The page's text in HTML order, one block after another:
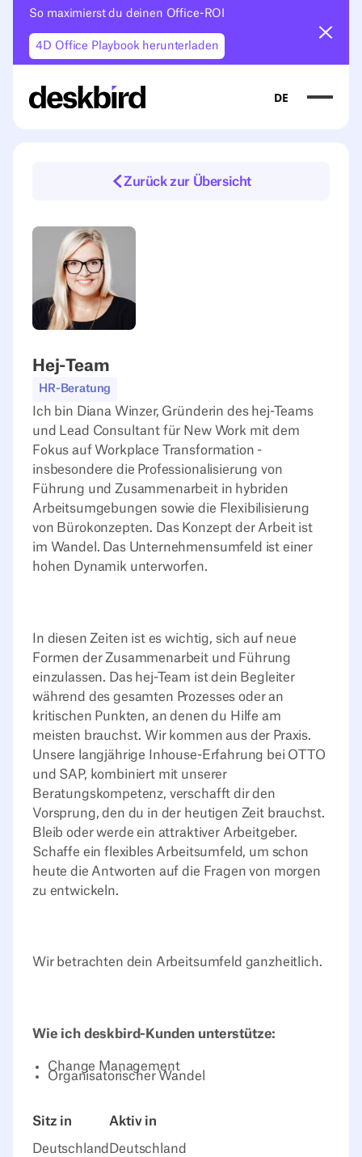
So maximierst du deinen Office-ROI
4D Office Playbook herunterladen
DE
Zurück zur Übersicht
Hej-Team
HR-Beratung
Ich bin Diana Winzer, Gründerin des hej-Teams
und Lead Consultant für New Work mit dem
Fokus auf Workplace Transformation -
insbesondere die Professionalisierung von
Führung und Zusammenarbeit in hybriden
Arbeitsumgebungen sowie die Flexibilisierung
von Bürokonzepten. Das Konzept der Arbeit ist
im Wandel. Das Unternehmensumfeld ist einer
hohen Dynamik unterworfen.
In diesen Zeiten ist es wichtig, sich auf neue
Formen der Zusammenarbeit und Führung
einzulassen. Das hej-Team ist dein Begleiter
während des gesamten Prozesses oder an
kritischen Punkten, an denen du Hilfe am
meisten brauchst. Wir kommen aus der Praxis.
Unsere langjährige Inhouse-Erfahrung bei OTTO
und SAP, kombiniert mit unserer
Beratungskompetenz, verschafft dir den
Vorsprung, den du in der heutigen Zeit brauchst.
Bleib oder werde ein attraktiver Arbeitgeber.
Schaffe ein flexibles Arbeitsumfeld, um schon
heute die Antworten auf die Fragen von morgen
zu entwickeln.
Wir betrachten dein Arbeitsumfeld ganzheitlich.
Wie ich deskbird-Kunden unterstütze:
Change Management
Organisatorischer Wandel
Sitz in
Deutschland
Aktiv in
Deutschland